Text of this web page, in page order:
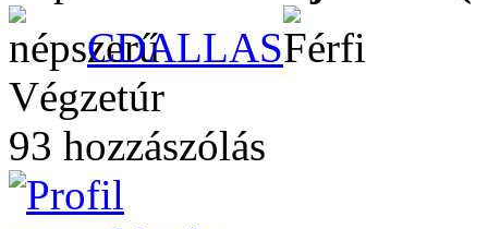
CDALLAS
Végzetúr
93 hozzászólás